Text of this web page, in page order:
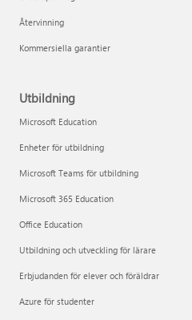
Återvinning
Kommersiella garantier
Utbildning
Microsoft Education
Enheter för utbildning
Microsoft Teams för utbildning
Microsoft 365 Education
Office Education
Utbildning och utveckling för lärare
Erbjudanden för elever och föräldrar
Azure för studenter